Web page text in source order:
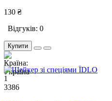
130 ₴
Відгуків: 0
Купити
1
3386